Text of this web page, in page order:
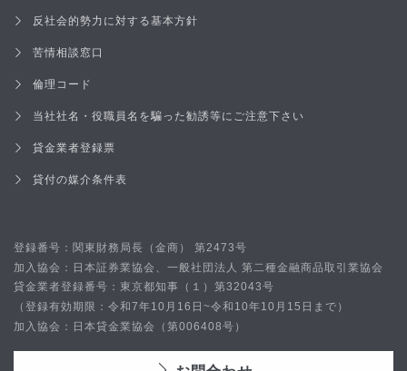
反社会的勢力に対する基本方針
苦情相談窓口
倫理コード
当社社名・役職員名を騙った勧誘等にご注意下さい
貸金業者登録票
貸付の媒介条件表
登録番号：関東財務局長（金商） 第2473号
加入協会：日本証券業協会、一般社団法人 第二種金融商品取引業協会
貸金業者登録番号：東京都知事 （１）第32043号
（登録有効期限： 令和7年10月16日~令和10年10月15日 まで）
加入協会：日本貸金業協会（第006408号）